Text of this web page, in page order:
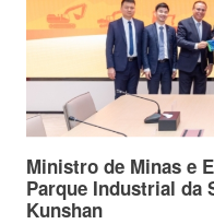
Ministro de Minas e
Parque Industrial da
Kunshan